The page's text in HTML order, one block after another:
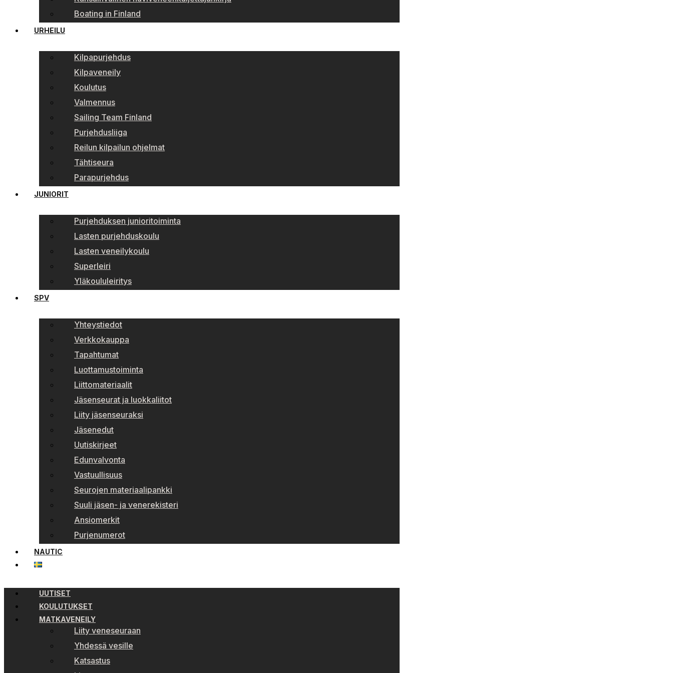
Boating in Finland
URHEILU
Kilpapurjehdus
Kilpaveneily
Koulutus
Valmennus
Sailing Team Finland
Purjehdusliiga
Reilun kilpailun ohjelmat
Tähtiseura
Parapurjehdus
JUNIORIT
Purjehduksen junioritoiminta
Lasten purjehduskoulu
Lasten veneilykoulu
Superleiri
Yläkoululeiritys
SPV
Yhteystiedot
Verkkokauppa
Tapahtumat
Luottamustoiminta
Liittomateriaalit
Jäsenseurat ja luokkaliitot
Liity jäsenseuraksi
Jäsenedut
Uutiskirjeet
Edunvalvonta
Vastuullisuus
Seurojen materiaalipankki
Suuli jäsen- ja venerekisteri
Ansiomerkit
Purjenumerot
NAUTIC
UUTISET
KOULUTUKSET
MATKAVENEILY
Liity veneseuraan
Yhdessä vesille
Katsastus